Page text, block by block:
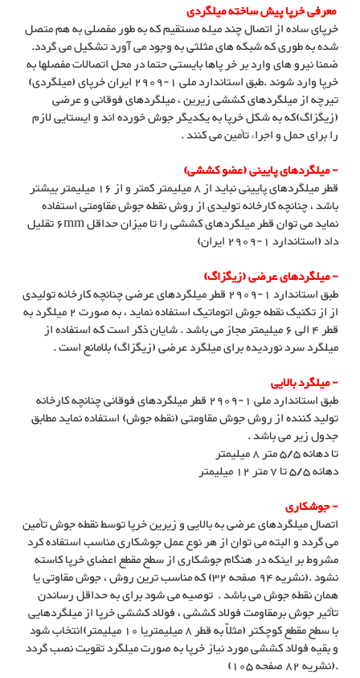
معرفی خرپا پیش ساخته میلگردی
خرپای ساده از اتصال چند میله مستقیم که به طور مفصلی به هم متصل
شده به طوری که شبکه های مثلثی به وجود می آورد تشکیل می گردد.
ضمنا نیرو های وارد بر خر پاها بایستی حتما در محل اتصالات مفصلها به
خرپا وارد شوند .طبق استاندارد ملی 1-2909 ایران خرپای (میلگردی)
تیرچه از میلگردهای کششی زیرین ، میلگردهای فوقانی و عرضی
(زیگزاگ)که به شکل خرپا به یکدیگر جوش خورده اند و ایستایی لازم
را برای حمل و اجراء تأمین می کنند .
- میلگردهای پایینی (عضو کششی)
قطر میلگردهای پایینی نباید از 8 میلیمتر کمتر و از 16 میلیمتر بیشتر
باشد ، چنانچه کارخانه تولیدی از روش نقطه جوش مقاومتی استفاده
نماید می توان قطر میلگردهای کششی را تا میزان حداقل 6mm تقلیل
داد (استاندارد 1-2909 ایران)
- میلگردهای عرضی (زیگزاگ)
طبق استاندارد 1-2909 قطر میلگردهای عرضی چنانچه کارخانه تولیدی
از از تکنیک نقطه جوش اتوماتیک استفاده نماید ، به صورت 2 میلگرد به
قطر 4 الی 6 میلیمتر مجاز می باشد . شایان ذکر است که استفاده از
میلگرد سرد نوردیده برای میلگرد عرضی (زیگزاگ) بلامانع است .
- میلگرد بالایی
طبق استاندارد ملی 1-2909 قطر میلگردهای فوقانی چنانچه کارخانه
تولید کننده از روش جوش مقاومتی (نقطه جوش) استفاده نماید مطابق
جدول زیر می باشد .
تا دهانه 5/5 متر 8 میلیمتر
دهانه 5/5 تا 7 متر 12 میلیمتر
- جوشکاری
اتصال میلگردهای عرضی به بالایی و زیرین خرپا توسط نقطه جوش تأمین
می گردد و البته می توان از هر نوع عمل جوشکاری مناسب استفاده کرد
مشروط بر اینکه در هنگام جوشکاری از سطح مقطع اعضای خرپا کاسته
نشود .(نشریه 94 صفحه 32) که مناسب ترین روش ، جوش مقاوتی یا
همان نقطه جوش می باشد . توصیه می شود برای به حداقل رساندن
تأثیر جوش برمقاومت فولاد کششی ، فولاد کششی خرپا از میلگردهایی
با سطح مقطع کوچکتر (مثلاً به قطر 8 میلیمتریا 10 میلیمتر)انتخاب شود
و بقیه فولاد کششی مورد نیاز خرپا به صورت میلگرد تقویت نصب گردد
.(نشریه 82 صفحه 105)